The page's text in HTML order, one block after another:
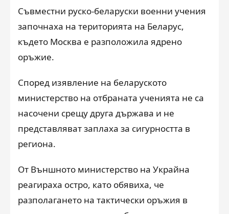
Съвместни руско-беларуски военни учения
започнаха на територията на Беларус,
където Москва е разположила ядрено
оръжие.
Според изявление на беларуското
министерство на отбраната ученията не са
насочени срещу друга държава и не
представляват заплаха за сигурността в
региона.
От Външното министерство на Украйна
реагираха остро, като обявиха, че
разполагането на тактически оръжия в